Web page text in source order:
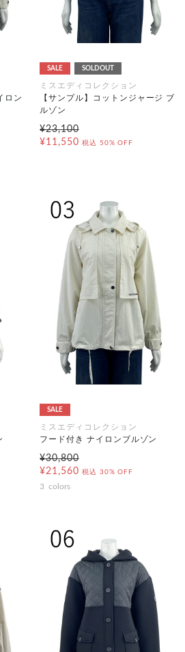
ロン
SALE SOLDOUT
ミスエディコレクション
【サンプル】コットンジャージ ブ
ルゾン
¥23,100
¥11,550 税込 50% OFF
SALE
ミスエディコレクション
フード付き ナイロンブルゾン
¥30,800
¥21,560 税込 30% OFF
3 colors